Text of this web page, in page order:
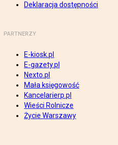
Deklaracja dostępności
PARTNERZY
E-kiosk.pl
E-gazety.pl
Nexto.pl
Mała księgowość
Kancelarierp.pl
Wieści Rolnicze
Życie Warszawy